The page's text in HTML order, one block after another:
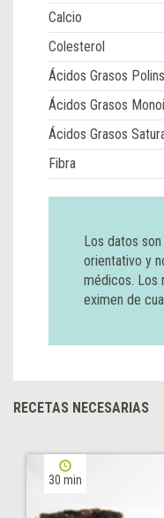
Calcio
Colesterol
Ácidos Grasos
Ácidos Grasos
Ácidos Grasos
Fibra
Los datos
orientativo y
médicos. Los
eximen de
RECETAS NECESARIAS
30 min